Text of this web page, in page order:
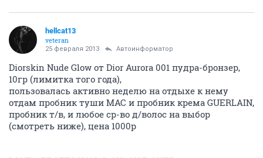
hellcat13
veteran
25 февраля 2013 Автоинформатор
Diorskin Nude Glow от Dior Aurora 001 пудра-бронзер,
10гр (лимитка того года),
пользовалась активно неделю на отдыхе к нему
отдам пробник туши MAC и пробник крема GUERLAIN,
пробник т/в, и любое ср-во д/волос на выбор
(смотреть ниже), цена 1000р